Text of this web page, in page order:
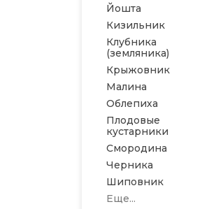
Йошта
Кизильник
Клубника
(земляника)
Крыжовник
Малина
Облепиха
Плодовые
кустарники
Смородина
Черника
Шиповник
Еще...